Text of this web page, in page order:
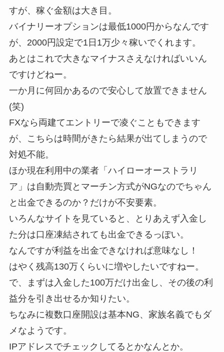
すが、稼ぐ金額は大き目。
バイナリーオプションは最低1000円からなんです
が、2000円設定で1日1万少々稼いでくれます。
あとはこれで大きなマイナスさえなければいいん
ですけどねー。
一か月に何回かあるので安心して放置できません
(笑)
FXなら両建てエントリーで凌ぐこともできます
が、こちらは時間がきたら結果が出てしまうので
対処不能。
ほか現在利用中の業者「ハイローオーストラリ
ア」は自動売買とマーチン方式がNGなのでちゃん
と出金できるのか？だけが不安要素。
いろんなサイトを見ていると、とりあえず入金し
た分は口座凍結されても出金できるっぽい。
なんですが利益を出金できなければ意味なし！
はやく残高130万くらいに増やしたいですねー。
で、まずは入金した100万だけ出金し、その後の利
益分を引き出せるか知りたい。
ちなみに複数口座開設は基本NG、家族名義でもダ
メなようです。
IPアドレスでチェックしてるとかなんとか。